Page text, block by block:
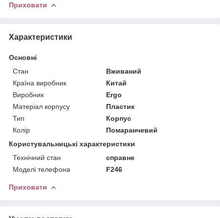
Приховати
Характеристики
Основні
Стан
Вживаний
Країна виробник
Китай
Виробник
Ergo
Матеріал корпусу
Пластик
Тип
Корпус
Колір
Помаранчевий
Користувальницькі характеристики
Технічний стан
справне
Моделі телефона
F246
Приховати